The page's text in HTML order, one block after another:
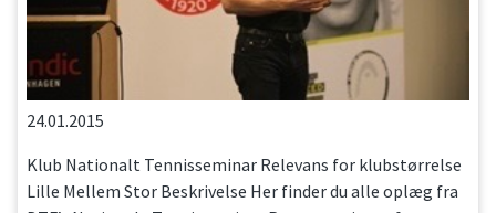
24.01.2015
Klub Nationalt Tennisseminar Relevans for klubstørrelse
Lille Mellem Stor Beskrivelse Her finder du alle oplæg fra